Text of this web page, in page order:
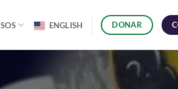
ENGLISH DONAR